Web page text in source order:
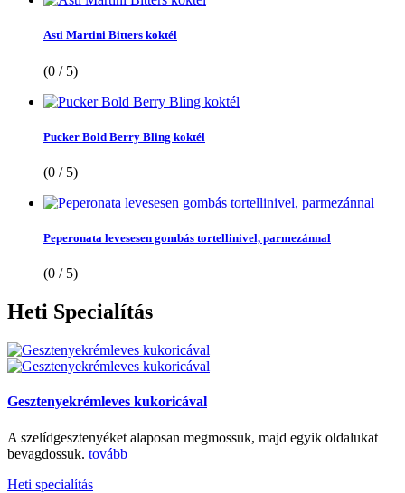
Asti Martini Bitters koktél
(0 / 5)
Pucker Bold Berry Bling koktél
(0 / 5)
Peperonata levesesen gombás tortellinivel, parmezánnal
(0 / 5)
Heti Specialítás
Gesztenyekrémleves kukoricával
A szelídgesztenyéket alaposan megmossuk, majd egyik oldalukat
bevagdossuk. tovább
Heti specialítás